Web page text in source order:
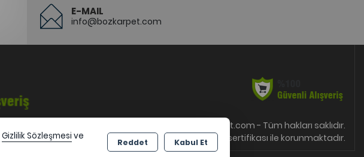
E-MAIL
info@bozkarpet.com
Copyright 2026 bozkarpet.com - Tüm hakları saklıdır.
Kredi kartı bilgileriniz 256bit SSL sertifikası ile korunmaktadır.
Gizlilik Sözleşmesi ve
Reddet Kabul Et